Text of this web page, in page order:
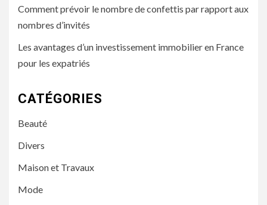
Comment prévoir le nombre de confettis par rapport aux
nombres d’invités
Les avantages d’un investissement immobilier en France
pour les expatriés
CATÉGORIES
Beauté
Divers
Maison et Travaux
Mode